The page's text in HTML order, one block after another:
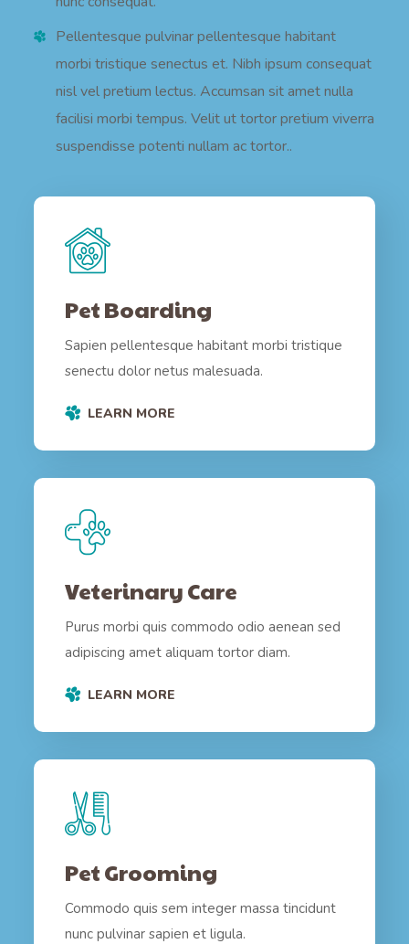
Pellentesque pulvinar pellentesque habitant
morbi tristique senectus et. Nibh ipsum consequat
nisl vel pretium lectus. Accumsan sit amet nulla
facilisi morbi tempus. Velit ut tortor pretium viverra
suspendisse potenti nullam ac tortor..
Pet Boarding
Sapien pellentesque habitant morbi tristique
senectu dolor netus malesuada.
LEARN MORE
Veterinary Care
Purus morbi quis commodo odio aenean sed
adipiscing amet aliquam tortor diam.
LEARN MORE
Pet Grooming
Commodo quis sem integer massa tincidunt
nunc pulvinar sapien et ligula.